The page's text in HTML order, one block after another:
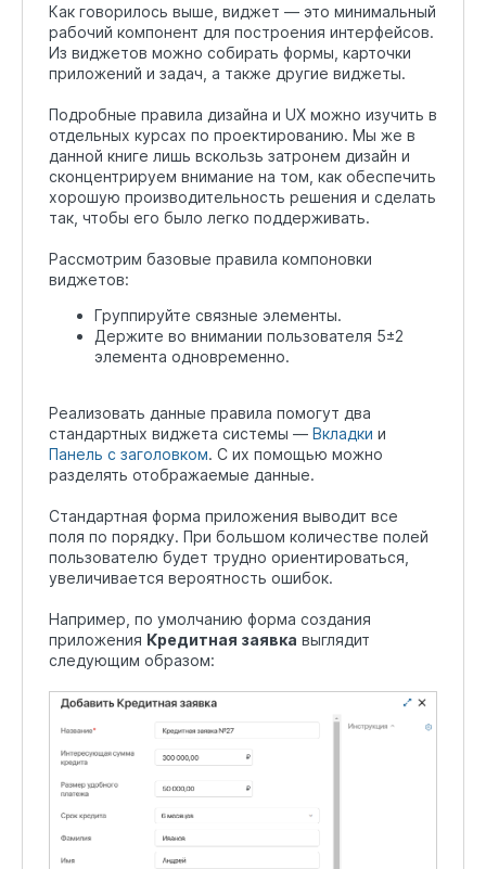
Как говорилось выше, виджет — это минимальный
рабочий компонент для построения интерфейсов.
Из виджетов можно собирать формы, карточки
приложений и задач, а также другие виджеты.
Подробные правила дизайна и UX можно изучить в
отдельных курсах по проектированию. Мы же в
данной книге лишь вскользь затронем дизайн и
сконцентрируем внимание на том, как обеспечить
хорошую производительность решения и сделать
так, чтобы его было легко поддерживать.
Рассмотрим базовые правила компоновки
виджетов:
Группируйте связные элементы.
Держите во внимании пользователя 5±2
элемента одновременно.
Реализовать данные правила помогут два
стандартных виджета системы — Вкладки и
Панель с заголовком. С их помощью можно
разделять отображаемые данные.
Стандартная форма приложения выводит все
поля по порядку. При большом количестве полей
пользователю будет трудно ориентироваться,
увеличивается вероятность ошибок.
Например, по умолчанию форма создания
приложения Кредитная заявка выглядит
следующим образом: